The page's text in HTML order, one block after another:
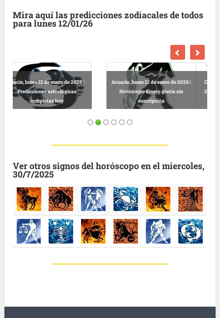
Mira aquí las predicciones zodiacales de todos
para lunes 12/01/26
Capricornio, lunes 12 de enero de
2026 | Predicciones astrológicas
gratuitas
Sagitario, lunes 12 de enero de
2026 | Horóscopo salud diario
gratis
Ver otros signos del horóscopo en el miercoles,
30/7/2025